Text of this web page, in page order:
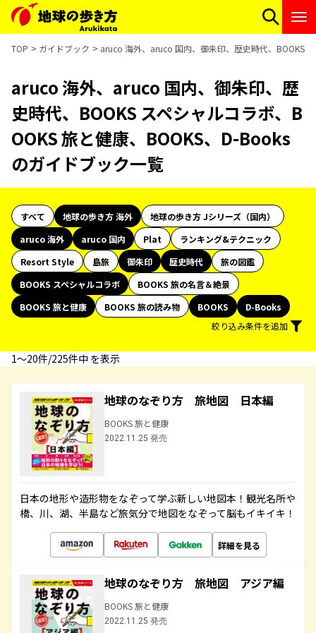
TOP ガイドブック aruco 海外、aruco 国内、御朱印、歴史時代、BOOKS
aruco 海外、aruco 国内、御朱印、歴
史時代、BOOKS スペシャルコラボ、B
OOKS 旅と健康、BOOKS、D-Books
のガイドブック一覧
すべて 地球の歩き方 海外
地球の歩き方 Jシリーズ（国内）
aruco 海外
aruco 国内 Plat
ランキング&テクニック
Resort Style
島旅 御朱印 歴史時代
旅の図鑑
BOOKS スペシャルコラボ
BOOKS 旅の名言＆絶景
BOOKS 旅と健康
BOOKS 旅の読み物 BOOKS
D-Books
絞り込み条件を追加
1〜20件/225件中 を表示
地球のなぞり方 旅地図 日本編
BOOKS 旅と健康
2022.11.25 発売
日本の地形や造形物をなぞって学ぶ新しい地図本！観光名所や
橋、川、湖、半島など旅気分で地図をなぞって脳もイキイキ！
詳細を見る
地球のなぞり方 旅地図 アジア編
BOOKS 旅と健康
2022.11.25 発売